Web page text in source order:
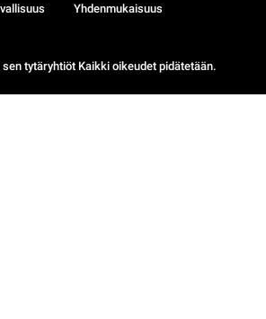
tytäryhtiöt Kaikki oikeudet pidätetään.
Yhdenmukaisuus